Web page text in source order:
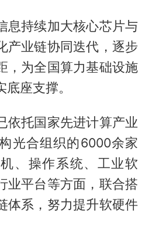
息持续加大核心芯片与
产业链协同迭代，逐步
，为全国算力基础设施
座支撑。
依托国家先进计算产业
光合组织的6000余家
、操作系统、工业软
业平台等方面，联合搭
体系，努力提升软硬件